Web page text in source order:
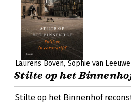
Laurens Boven Sophie van
Stilte op het
Stilte op het Binnenhof